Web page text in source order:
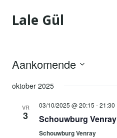
naarLale Gül
Aankomende
een
oktober 2025
VR
3
03/10/2025 @ 20:15 -21:30
Schouwburg Venray
Schouwburg Venray